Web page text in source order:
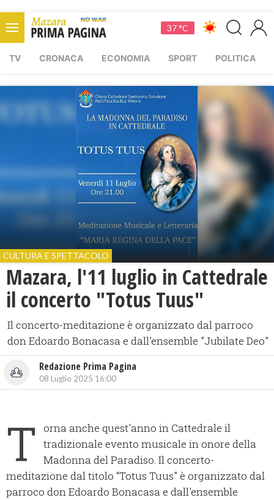
37 °C
TV CRONACA ECONOMIA SPORT POLITICA
CULTURA E SPETTACOLO
Mazara, l'11 luglio in Cattedrale
il concerto "Totus Tuus"
Il concerto-meditazione è organizzato dal parroco
don Edoardo Bonacasa e dall'ensemble "Jubilate Deo"
Redazione Prima Pagina
08 Luglio 2025 16:00
T
orna anche quest'anno in Cattedrale il
tradizionale evento musicale in onore della
Madonna del Paradiso. Il concerto-
meditazione dal titolo “Totus Tuus" è organizzato dal
parroco don Edoardo Bonacasa e dall'ensemble